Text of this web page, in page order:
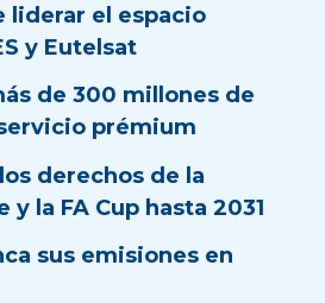
liderar el espacio
y Eutelsat
de 300 millones de
prémium
derechos de la
y la FA Cup hasta 2031
sus emisiones en